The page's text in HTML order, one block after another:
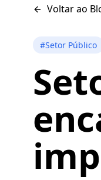
Voltar ao
#Setor Público